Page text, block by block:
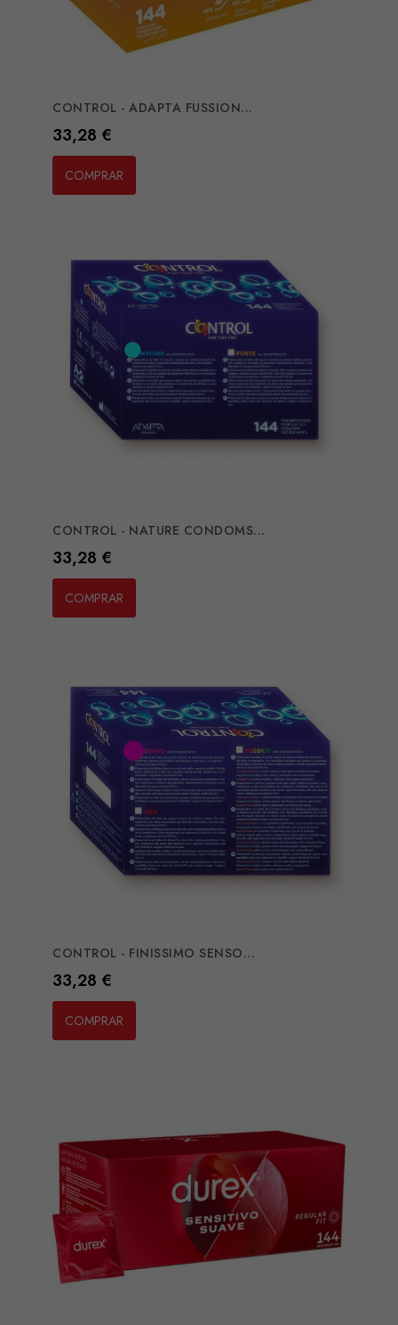
CONTROL - ADAPTA FUSSION...
Preço
33,28 €
COMPRAR
CONTROL - NATURE CONDOMS...
Preço
33,28 €
COMPRAR
CONTROL - FINISSIMO SENSO...
Preço
33,28 €
COMPRAR